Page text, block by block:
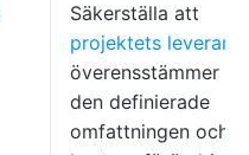
Säkerställa att
projektets
överensstämmer
den definierade
omfattningen och